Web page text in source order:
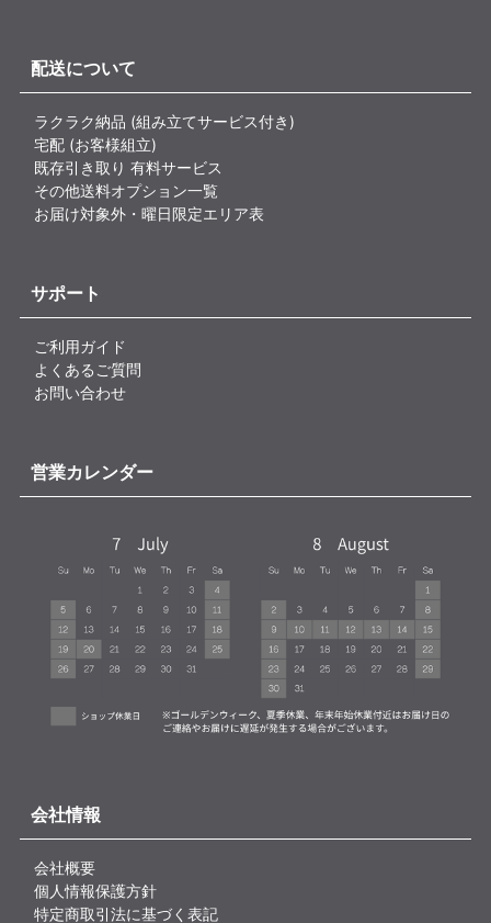
配送について
ラクラク納品 (組み立てサービス付き)
宅配 (お客様組立)
既存引き取り 有料サービス
その他送料オプション一覧
お届け対象外・曜日限定エリア表
サポート
ご利用ガイド
よくあるご質問
お問い合わせ
営業カレンダー
会社情報
会社概要
個人情報保護方針
特定商取引法に基づく表記